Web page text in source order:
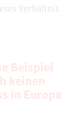
Verhältnis